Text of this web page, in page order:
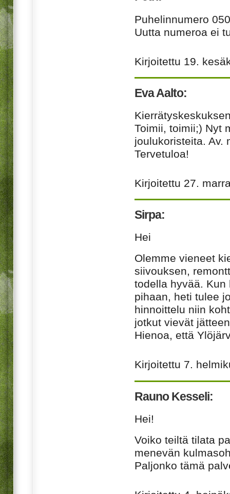
Puhelinnumero
Uutta numeroa ei
Kirjoitettu 19.
Eva Aalto:
Toimii, toimii;) Nyt
joulukoristeita. Av.
Tervetuloa!
Kirjoitettu 27.
Sirpa:
Hei
Olemme vieneet
siivouksen,
todella hyvää.
pihaan, heti tulee
hinnoittelu niin
jotkut vievät
Hienoa, että
Kirjoitettu 7.
Rauno Kesseli:
Hei!
Voiko teiltä tilata
menevän
Paljonko tämä